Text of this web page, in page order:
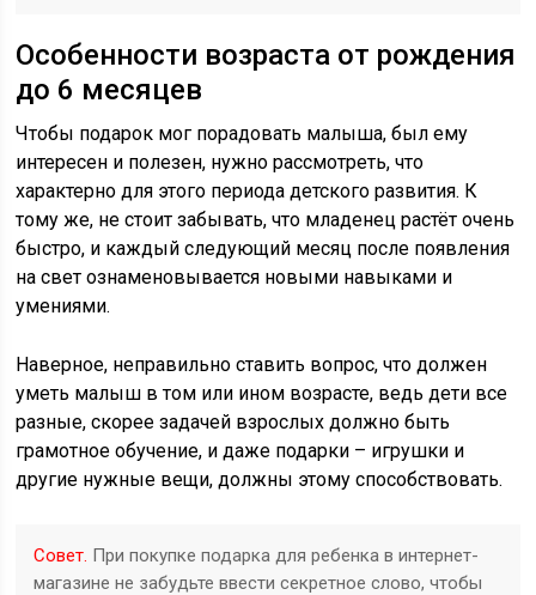
Особенности возраста от рождения
до 6 месяцев
Чтобы подарок мог порадовать малыша, был ему
интересен и полезен, нужно рассмотреть, что
характерно для этого периода детского развития. К
тому же, не стоит забывать, что младенец растёт очень
быстро, и каждый следующий месяц после появления
на свет ознаменовывается новыми навыками и
умениями.
Наверное, неправильно ставить вопрос, что должен
уметь малыш в том или ином возрасте, ведь дети все
разные, скорее задачей взрослых должно быть
грамотное обучение, и даже подарки – игрушки и
другие нужные вещи, должны этому способствовать.
Совет. При покупке подарка для ребенка в интернет-
магазине не забудьте ввести секретное слово, чтобы